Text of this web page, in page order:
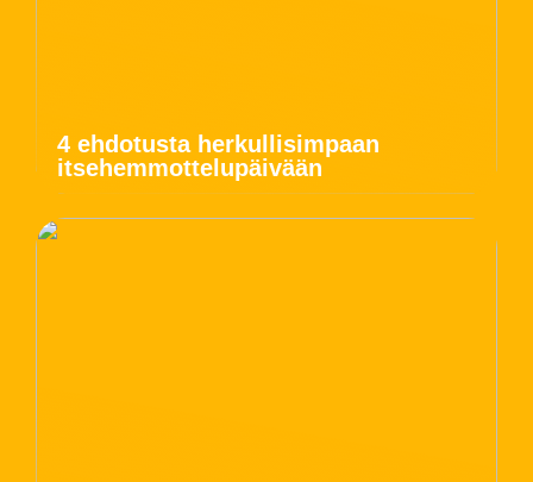
4 ehdotusta herkullisimpaan
itsehemmottelupäivään